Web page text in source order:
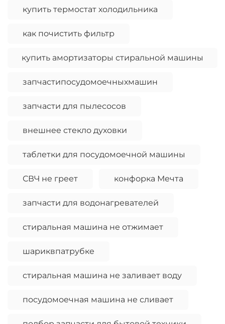
купить термостат холодильника
как почистить фильтр
купить амортизаторы стиральной машины
запчастипосудомоечныхмашин
запчасти для пылесосов
внешнее стекло духовки
таблетки для посудомоечной машины
СВЧ не греет конфорка Мечта
запчасти для водонагревателей
стиральная машина не отжимает
шариквпатрубке
стиральная машина не заливает воду
посудомоечная машина не сливает